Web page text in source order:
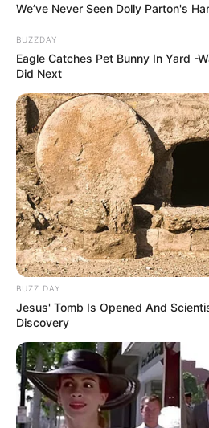
We’ve Never Seen Dolly Parton's
BUZZDAY
Eagle Catches Pet Bunny In Yard -
Did Next
BUZZ DAY
Jesus' Tomb Is Opened And
Discovery